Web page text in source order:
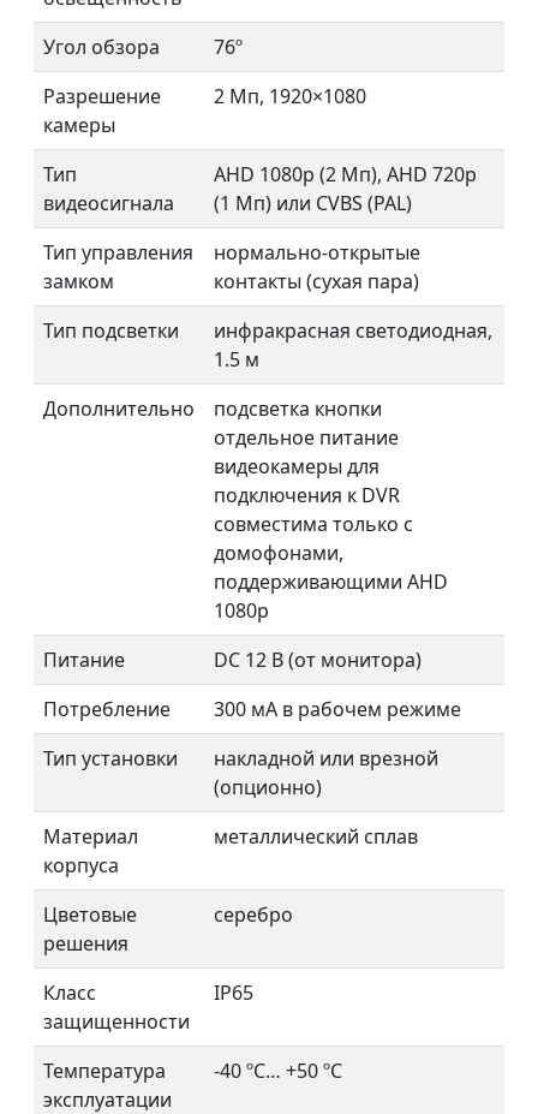
Угол обзора
76º
Разрешение
камеры
2 Мп, 1920×1080
Тип
видеосигнала
AHD 1080p (2 Мп), AHD 720p
(1 Мп) или CVBS (PAL)
Тип управления
замком
нормально-открытые
контакты (сухая пара)
Тип подсветки
инфракрасная светодиодная,
1.5 м
Дополнительно
подсветка кнопки
отдельное питание
видеокамеры для
подключения к DVR
совместима только с
домофонами,
поддерживающими AHD
1080p
Питание
DC 12 В (от монитора)
Потребление
300 мА в рабочем режиме
Тип установки
накладной или врезной
(опционно)
Материал
корпуса
металлический сплав
Цветовые
решения
серебро
Класс
защищенности
IP65
Температура
эксплуатации
-40 ºС… +50 ºС